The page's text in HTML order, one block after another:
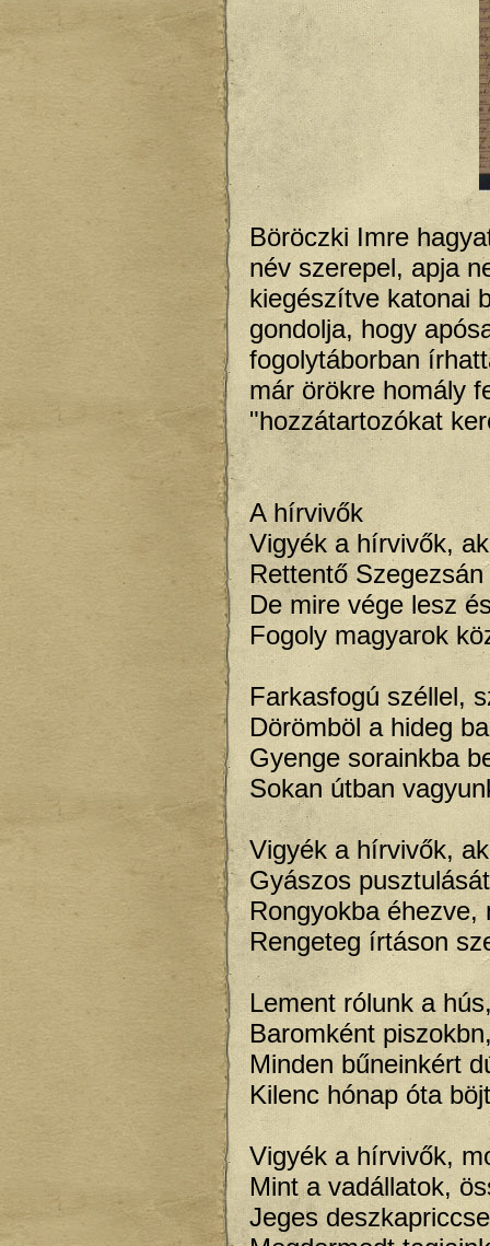
Böröczki Imre
név szerepel, apja
kiegészítve katonai
gondolja, hogy
fogolytáborban
már örökre homály
"hozzátartozókat
A hírvivők
Vigyék a hírvivők,
Rettentő
De mire vége lesz
Fogoly magyarok
Farkasfogú széllel,
Dörömböl a hideg
Gyenge sorainkba
Sokan útban
Vigyék a hírvivők,
Gyászos
Rongyokba
Rengeteg írtáson
Lement rólunk a
Baromként
Minden bűneinkért
Kilenc hónap óta
Vigyék a hírvivők,
Mint a vadállatok,
Jeges